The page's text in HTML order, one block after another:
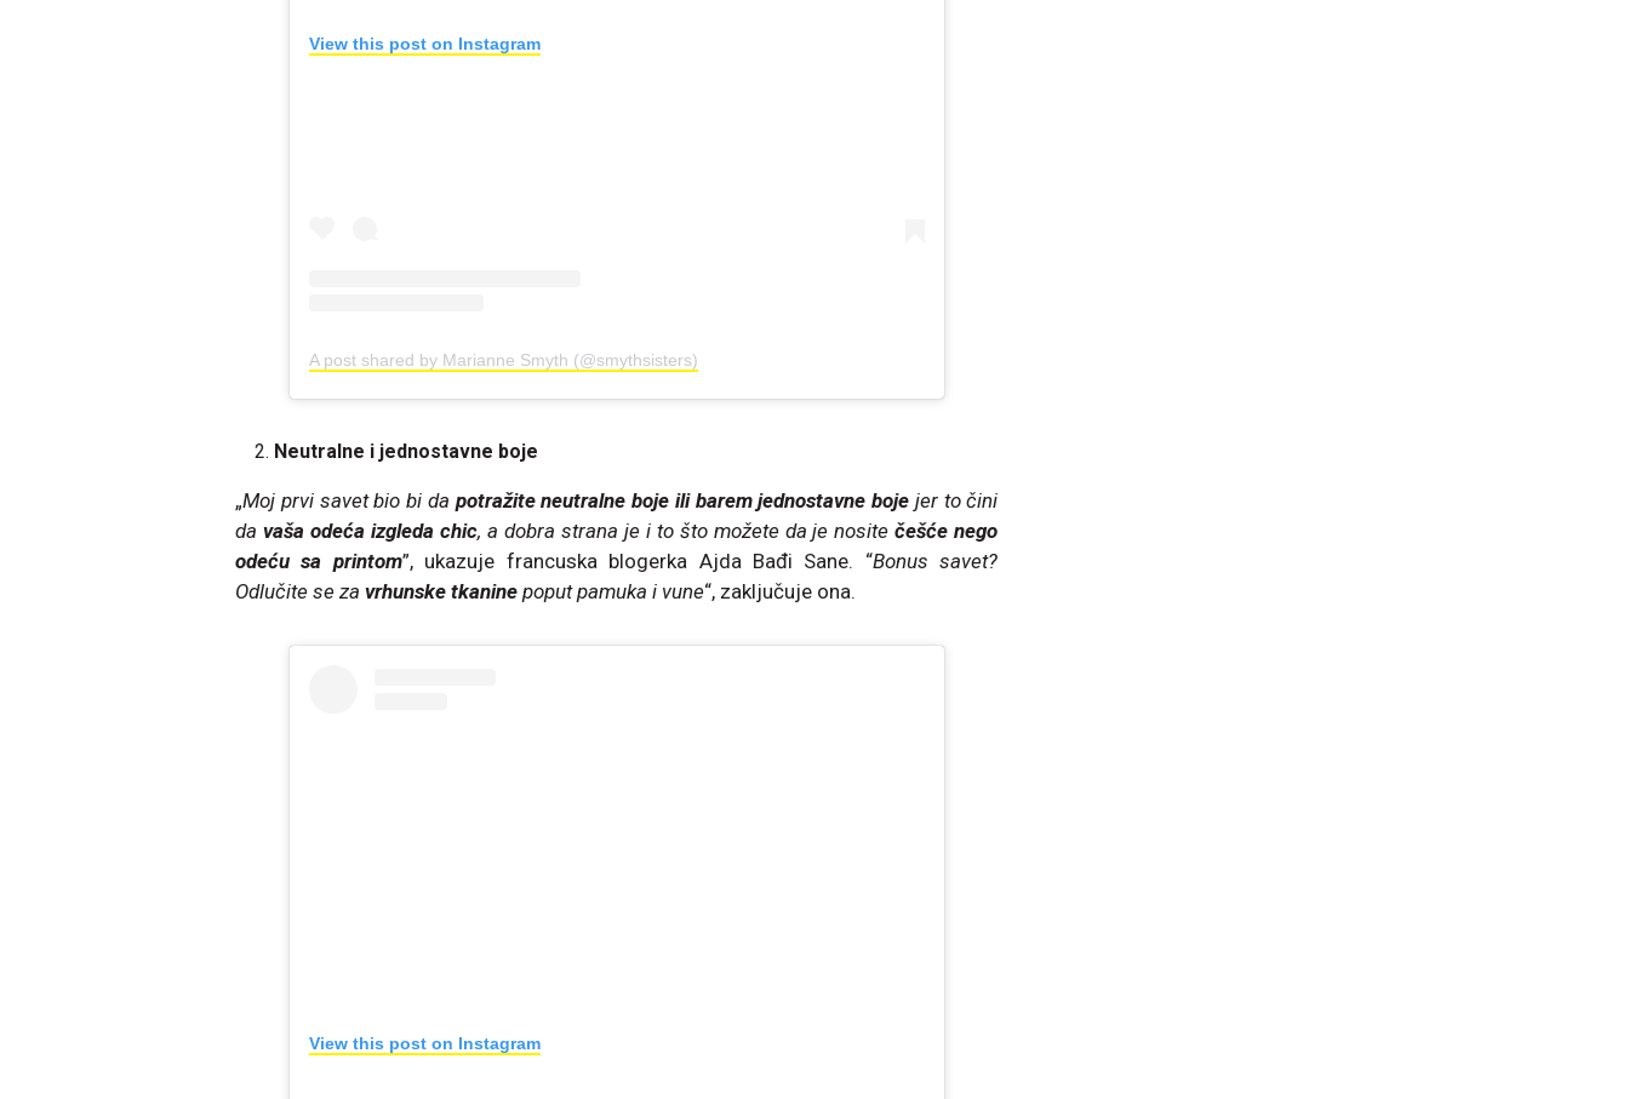
View this post on Instagram
A post shared by Marianne Smyth (@smythsisters)
Neutralne i jednostavne boje
„Moj prvi savet bio bi da potražite neutralne boje ili barem jednostavne boje jer to čini
da vaša odeća izgleda chic, a dobra strana je i to što možete da je nositečešće nego
odeću sa printom”, ukazuje francuska blogerka Ajda Bađi Sane. “Bonus savet?
Odlučite se za vrhunske tkanine poput pamuka i vune“, zaključuje ona.
View this post on Instagram